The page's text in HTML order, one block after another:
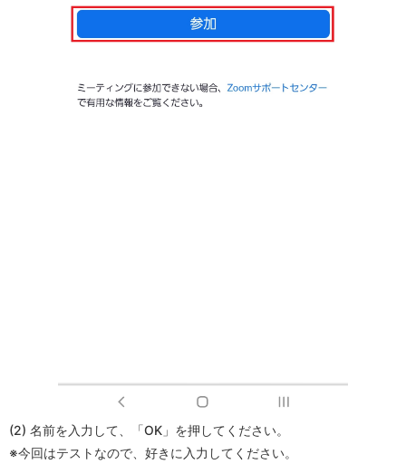
(2) 名前を入力して、「OK」を押してください。
※今回はテストなので、好きに入力してください。